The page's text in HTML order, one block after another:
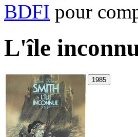
BDFI pour
L'île